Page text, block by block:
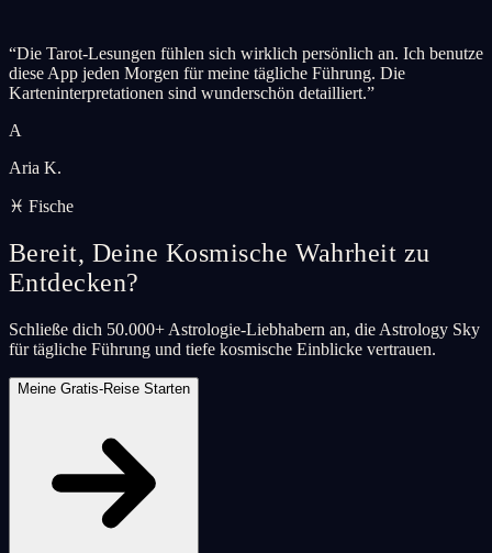
“Die Tarot-Lesungen fühlen sich wirklich persönlich an. Ich benutze
diese App jeden Morgen für meine tägliche Führung. Die
Karteninterpretationen sind wunderschön detailliert.”
A
Aria K.
♓ Fische
Bereit, Deine Kosmische Wahrheit zu
Entdecken?
Schließe dich 50.000+ Astrologie-Liebhabern an, die Astrology Sky
für tägliche Führung und tiefe kosmische Einblicke vertrauen.
Meine Gratis-Reise Starten